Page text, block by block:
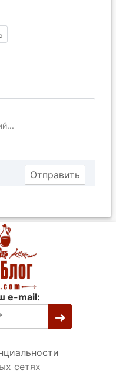
e-mail:
сетях